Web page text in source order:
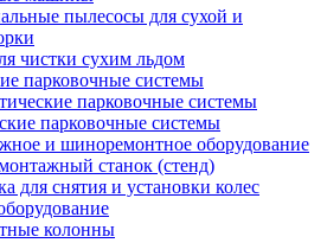
пылесосы для сухой и
чистки сухим льдом
парковочные системы
парковочные системы
парковочные системы
и шиноремонтное оборудование
станок (стенд)
для снятия и установки колес
колонны